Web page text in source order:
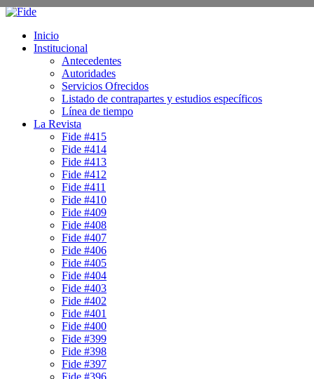
Inicio
Institucional
Antecedentes
Autoridades
Servicios Ofrecidos
Listado de contrapartes y estudios específicos
Línea de tiempo
La Revista
Fide #415
Fide #414
Fide #413
Fide #412
Fide #411
Fide #410
Fide #409
Fide #408
Fide #407
Fide #406
Fide #405
Fide #404
Fide #403
Fide #402
Fide #401
Fide #400
Fide #399
Fide #398
Fide #397
Fide #396